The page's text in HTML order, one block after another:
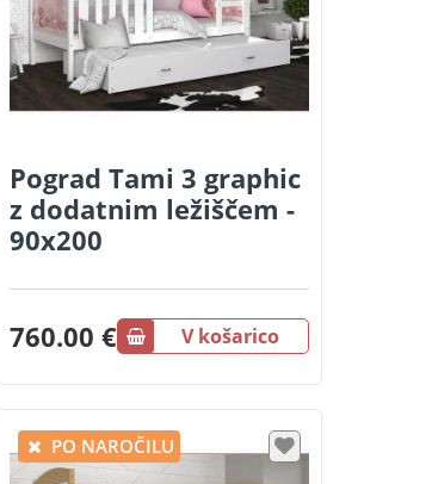
Pograd Tami 3 graphic
z dodatnim ležiščem -
90x200
760.00 € V košarico
PO NAROČILU